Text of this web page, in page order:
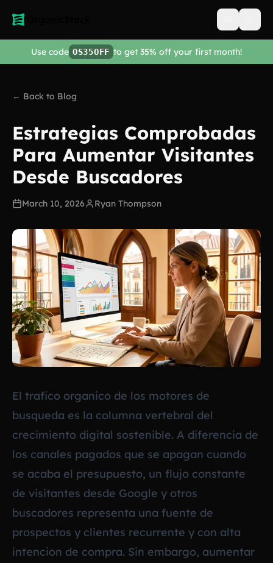
Open
Use code OS35OFF to get 35% off your first month!
← Back to Blog
Estrategias Comprobadas
Para Aumentar Visitantes
Desde Buscadores
March 10, 2026 Ryan Thompson
El trafico organico de los motores de
busqueda es la columna vertebral del
crecimiento digital sostenible. A diferencia de
los canales pagados que se apagan cuando
se acaba el presupuesto, un flujo constante
de visitantes desde Google y otros
buscadores representa una fuente de
prospectos y clientes recurrente y con alta
intencion de compra. Sin embargo, aumentar